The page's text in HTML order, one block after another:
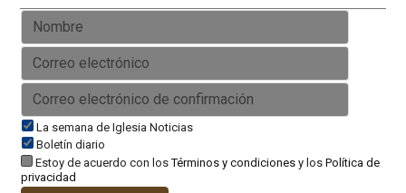
La semana de Iglesia Noticias
Boletín diario
Estoy de acuerdo con losTérminos y condicionesy los Política de
privacidad